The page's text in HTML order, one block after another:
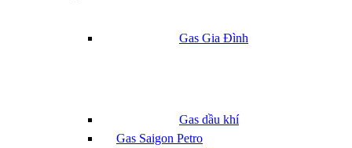
Gas Gia Đình
Gas dầu khí
Gas Saigon Petro